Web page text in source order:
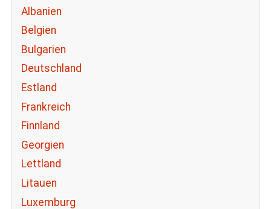
Albanien
Belgien
Bulgarien
Deutschland
Estland
Frankreich
Finnland
Georgien
Lettland
Litauen
Luxemburg